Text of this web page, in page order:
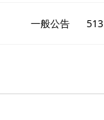
一般公告 513